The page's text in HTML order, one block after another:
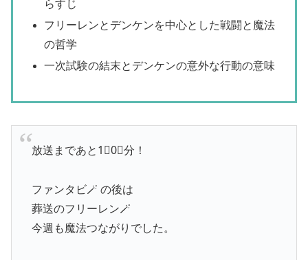
らすじ
フリーレンとデンケンを中心とした戦闘と魔法
の哲学
一次試験の結末とデンケンの意外な行動の意味
放送まであと1⃣0⃣分！
ファンタビ🪄 の後は
葬送のフリーレン🪄
今週も魔法つながりでした。